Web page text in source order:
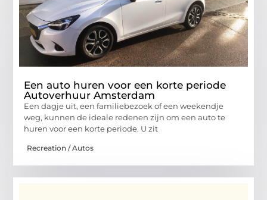
Een auto huren voor een korte periode
Autoverhuur Amsterdam
Een dagje uit, een familiebezoek of een weekendje
weg, kunnen de ideale redenen zijn om een auto te
huren voor een korte periode. U zit
Recreation / Autos